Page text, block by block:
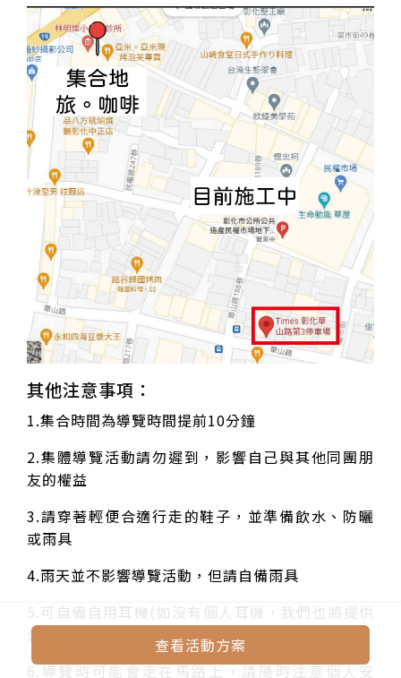
其他注意事項：
1.集合時間為導覽時間提前10分鐘
2.集體導覽活動請勿遲到，影響自己與其他同團朋
友的權益
3.請穿著輕便合適行走的鞋子，並準備飲水、防曬
或雨具
4.雨天並不影響導覽活動，但請自備雨具
5.可自備自用耳機(如沒有個人耳機，我們也將提供
公用耳機)，方便使用無線導覽機。
6.導覽時可能會走在馬路上，請隨時注意個人安
查看活動方案